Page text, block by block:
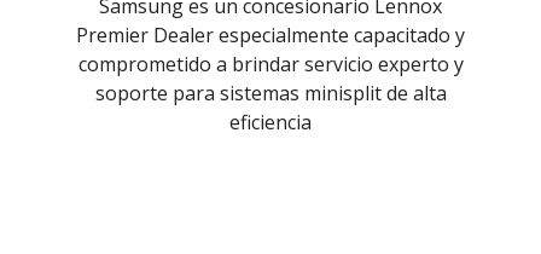
Samsung es un concesionario Lennox
Premier Dealer especialmente capacitado y
comprometido a brindar servicio experto y
soporte para sistemas minisplit de alta
eficiencia